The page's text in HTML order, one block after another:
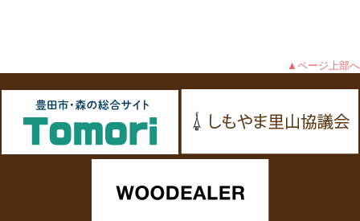
▲ページ上部へ